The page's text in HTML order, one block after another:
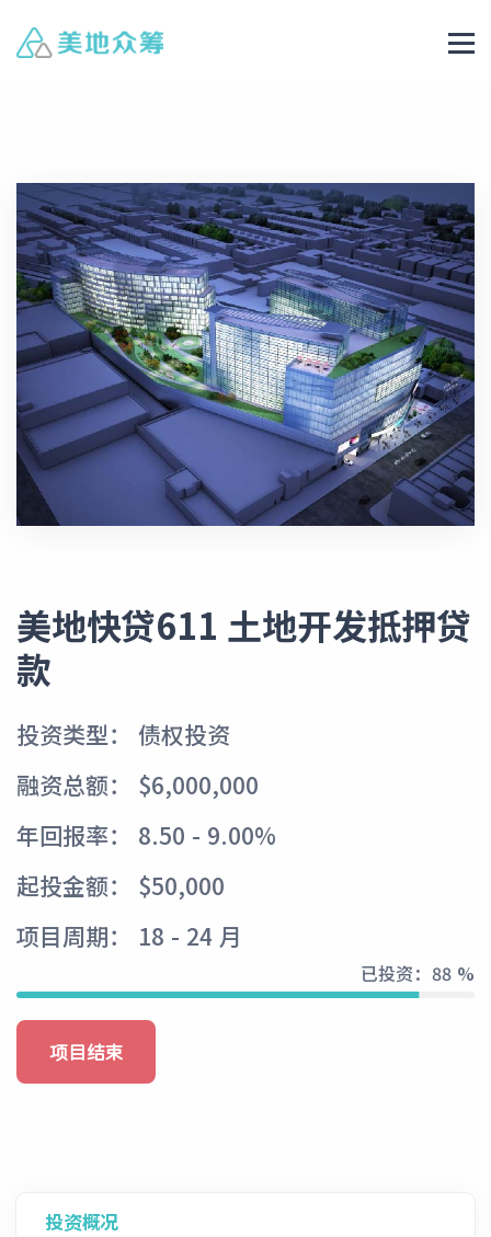
美地快贷611 土地开发抵押贷
款
投资类型： 债权投资
融资总额： $6,000,000
年回报率： 8.50 - 9.00%
起投金额： $50,000
项目周期： 18 - 24 月
已投资： 96 %
项目结束
投资概况